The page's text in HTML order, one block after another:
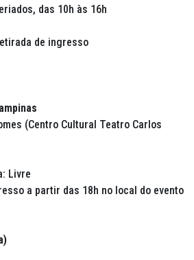
das 10h às 16h
de ingresso
(Centro Cultural Teatro Carlos
Livre
a partir das 18h no local do evento